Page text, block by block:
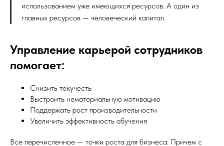
использованием уже имеющихся ресурсов. А один из
главных ресурсов — человеческий капитал.
Управление карьерой сотрудников
помогает:
Снизить текучесть
Выстроить нематериальную мотивацию
Поддержать рост производительности
Увеличить эффективность обучения
Все перечисленное — точки роста для бизнеса. Причем с